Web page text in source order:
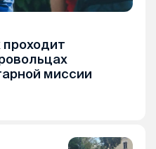
проходит
миссии